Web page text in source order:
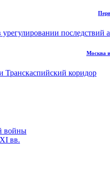
Москва
войны
вв.